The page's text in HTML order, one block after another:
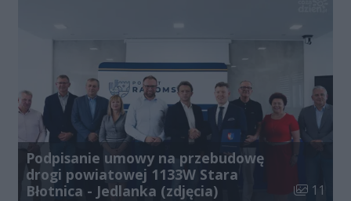
Podpisanie umowy na przebudowę
drogi powiatowej 1133W Stara
Błotnica - Jedlanka (zdjęcia)
Liczba
11